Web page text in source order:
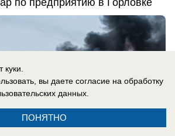
по предприятию в Горловке
вы даете согласие на обработку
данных.
ПОНЯТНО